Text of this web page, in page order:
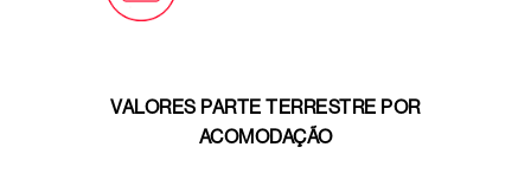
VALORES PARTE TERRESTRE POR
ACOMODAÇÃO